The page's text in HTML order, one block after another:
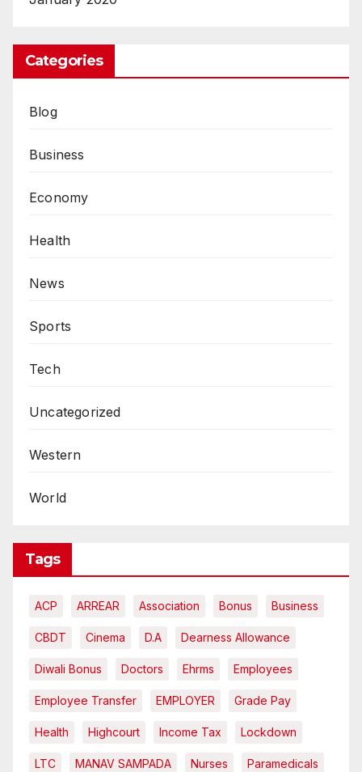
Categories
Blog
Business
Economy
Health
News
Sports
Tech
Uncategorized
Western
World
Tags
ACP ARREAR Association Bonus Business
CBDT Cinema D.A Dearness Allowance
Diwali Bonus Doctors Ehrms Employees
Employee Transfer EMPLOYER Grade Pay
Health Highcourt Income Tax Lockdown
LTC MANAV SAMPADA Nurses Paramedicals